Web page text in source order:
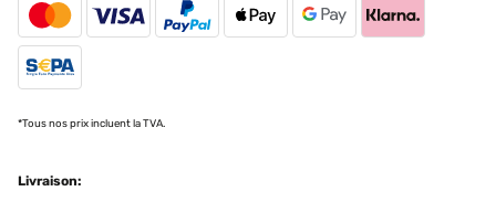
*Tous nos prix incluent la TVA.
Livraison: